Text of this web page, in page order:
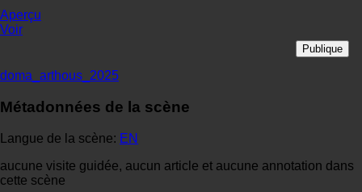
Aperçu
Voir
Publique
doma_arthous_2025
Métadonnées de la scène
Langue de la scène: EN
aucune visite guidée, aucun article et aucune annotation dans
cette scène